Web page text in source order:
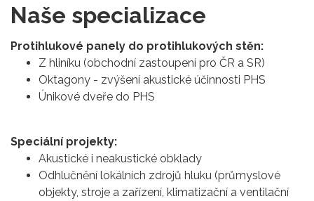
Naše specializace
Protihlukové panely do protihlukových stěn:
Z hliníku (obchodní zastoupení pro ČR a SR)
Oktagony - zvýšení akustické účinnosti PHS
Únikové dveře do PHS
Speciální projekty:
Akustické i neakustické obklady
Odhlučnění lokálních zdrojů hluku (průmyslové
objekty, stroje a zařízení, klimatizační a ventilační